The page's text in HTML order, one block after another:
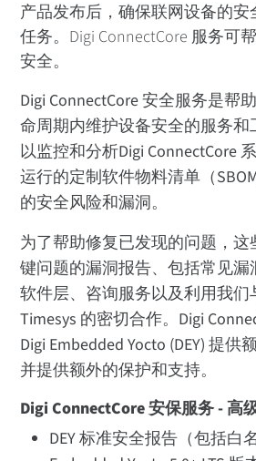
产品发布后，确保联网设备的
任务。Digi ConnectCore 服务可
安全。
Digi ConnectCore 安全服务是帮
命周期内维护设备安全的服务
以监控和分析Digi ConnectCore
运行的定制软件物料清单（
的安全风险和漏洞。
为了帮助修复已发现的问题，
键问题的漏洞报告、包括常见
软件层、咨询服务以及利用我
Timesys 的密切合作。Digi
Digi Embedded Yocto (DEY) 提供
并提供额外的保护和支持。
Digi ConnectCore 安保服务 - 高
DEY 标准安全报告（包括白